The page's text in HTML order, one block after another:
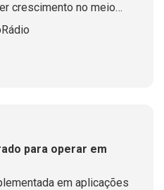
crescimento no meio
para operar em
em aplicações